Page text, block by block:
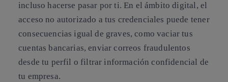
incluso hacerse pasar por ti. En el ámbito digital, el
acceso no autorizado a tus credenciales puede tener
consecuencias igual de graves, como vaciar tus
cuentas bancarias, enviar correos fraudulentos
desde tu perfil o filtrar información confidencial de
tu empresa.